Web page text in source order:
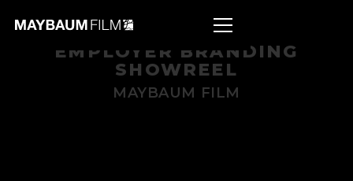
EMPLOYER BRANDING
SHOWREEL
MAYBAUM FILM